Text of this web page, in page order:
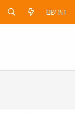
הירשם